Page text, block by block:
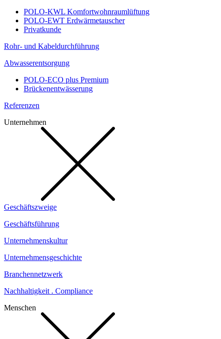
POLO-KWL Komfortwohnraumlüftung
POLO-EWT Erdwärmetauscher
Privatkunde
Rohr- und Kabeldurchführung
Abwasserentsorgung
POLO-ECO plus Premium
Brückenentwässerung
Referenzen
Unternehmen
Geschäftszweige
Geschäftsführung
Unternehmenskultur
Unternehmensgeschichte
Branchennetzwerk
Nachhaltigkeit . Compliance
Menschen